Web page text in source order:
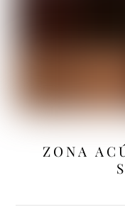
ZONA